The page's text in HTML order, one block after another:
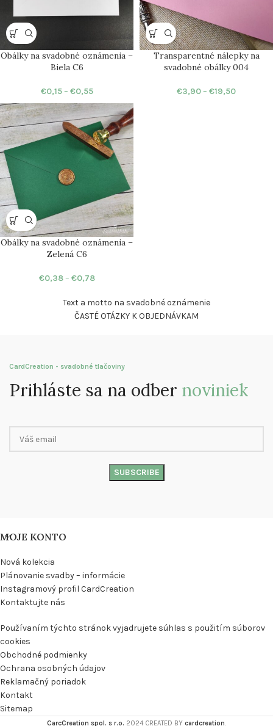
Obálky na svadobné oznámenia –
Biela C6
€0,15 – €0,55
Transparentné nálepky na
svadobné obálky 004
€3,90– €19,50
Obálky na svadobné oznámenia –
Zelená C6
€0,38 – €0,78
Text a motto na svadobné oznámenie
ČASTÉ OTÁZKY K OBJEDNÁVKAM
CardCreation - svadobné tlačoviny
Prihláste sa na odber noviniek
MOJE KONTO
Nová kolekcia
Plánovanie svadby – informácie
Instagramový profil CardCreation
Kontaktujte nás
Používaním týchto stránok vyjadrujete súhlas s použitím súborov
cookies
Obchodné podmienky
Ochrana osobných údajov
Reklamačný poriadok
Kontakt
Sitemap
CarcCreation spol. s r.o. 2024 CREATED BY cardcreation.